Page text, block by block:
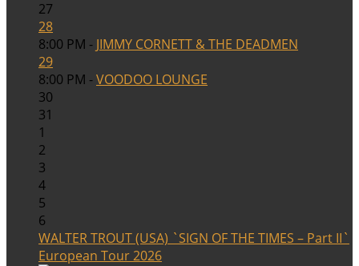
27
28
8:00 PM - JIMMY CORNETT & THE DEADMEN
29
8:00 PM -VOODOO LOUNGE
30
31
1
2
3
4
5
6
WALTER TROUT (USA) `SIGN OF THE TIMES – Part II`
European Tour 2026